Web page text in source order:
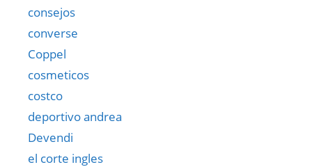
consejos
converse
Coppel
cosmeticos
costco
deportivo andrea
Devendi
el corte ingles